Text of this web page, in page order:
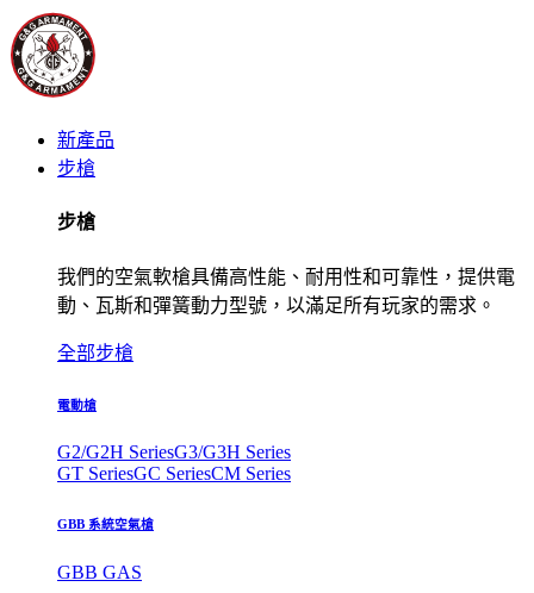
新產品
步槍
步槍
我們的空氣軟槍具備高性能、耐用性和可靠性，提供電
動、瓦斯和彈簧動力型號，以滿足所有玩家的需求。
全部步槍
電動槍
G2/G2H SeriesG3/G3H Series
GT SeriesGC SeriesCM Series
GBB 系統空氣槍
GBB GAS